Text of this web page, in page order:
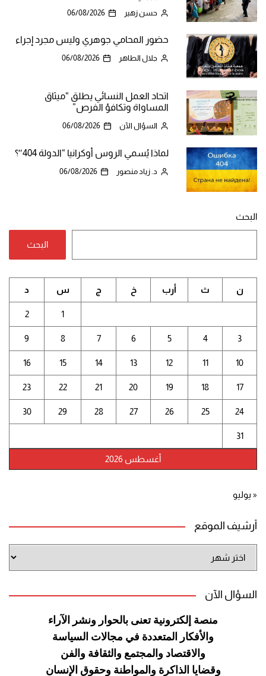
حسن زهير 06/08/2026
حضور المحامي جوهري وليس مجرد إجراء
جلال الطاهر 06/08/2026
اتحاد العمل النسائي يطلق “ميثاق
المساواة وتكافؤ الفرص”
السؤال الآن 06/08/2026
لماذا يُسمي الروس أوكرانيا “الدولة 404″؟
د. زياد منصور 06/08/2026
البحث
البحث
أغسطس 2026
ن ث أرب خ ج س د
1
2
3
4
5
6
7
8
9
10
11
12
13
14
15
16
17
18
19
20
21
22
23
24
25
26
27
28
29
30
31
« يوليو
أرشيف الموقع
الموقع
السؤال الآن
منصة إلكترونية تعنى بالحوار ونشر الآراء
والأفكار المتعددة في مجالات السياسة
والاقتصاد والمجتمع والثقافة والفن
وقضايا الذاكرة والمواطنة وحقوق الإنسان